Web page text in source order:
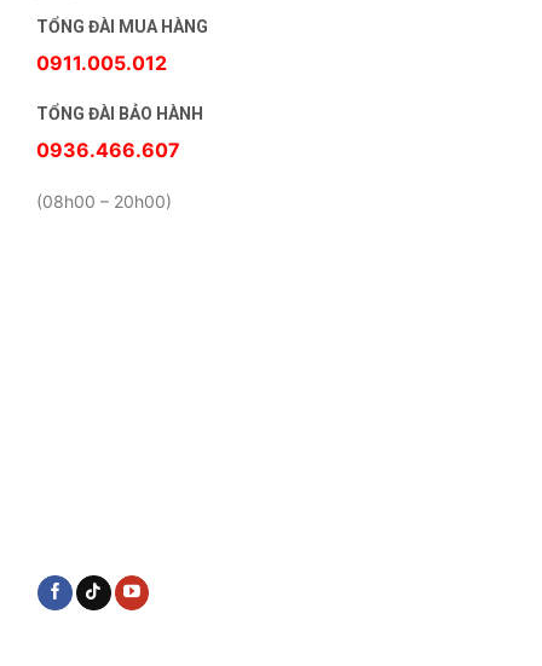
TỔNG ĐÀI MUA HÀNG
0911.005.012
TỔNG ĐÀI BẢO HÀNH
0936.466.607
(08h00 – 20h00)